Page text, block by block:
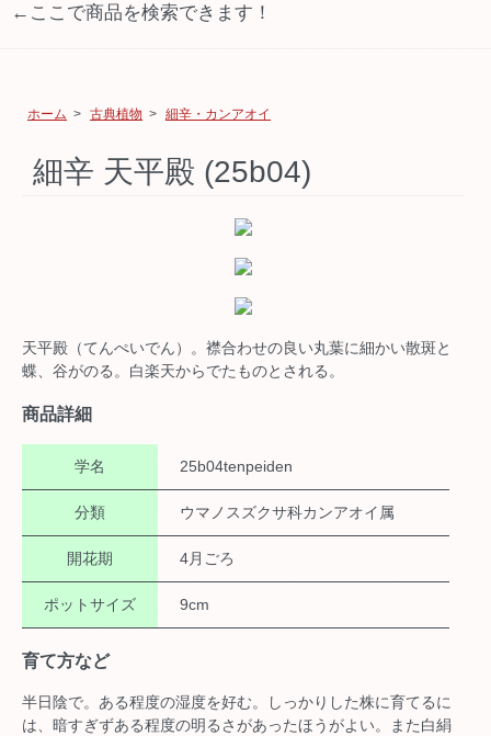
←ここで商品を検索できます！
ホーム > 古典植物 > 細辛・カンアオイ
細辛 天平殿 (25b04)
天平殿（てんぺいでん）。襟合わせの良い丸葉に細かい散斑と
蝶、谷がのる。白楽天からでたものとされる。
商品詳細
学名 25b04tenpeiden
分類 ウマノスズクサ科カンアオイ属
開花期 4月ごろ
ポットサイズ 9cm
育て方など
半日陰で。ある程度の湿度を好む。しっかりした株に育てるに
は、暗すぎずある程度の明るさがあったほうがよい。また白絹